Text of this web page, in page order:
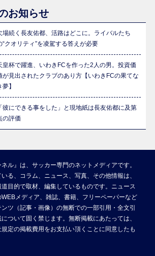
お知らせ
場続く長友佑都、活路はどこに。ライバルたち
“クオリティ”を凌駕する答えが必要
皇杯で躍進、いわきFCを作った2人の男。投資価
が見出されたクラブのあり方【いわきFCの果てな
夢】
「彼にできる事をした」と現地紙は長友佑都に及第
の評価
ネル』は、サッカー専門のネットメディアです。
る、コラム、ニュース、写真、その他情報は、
目的で取材、編集しているものです。ニュース
メディア、雑誌、書籍、フリーペーパーなど
ツ（記事・画像）の無断での一部引用・全文引
ついて固く禁じます。無断掲載にあたっては、
定の掲載費用をお支払い頂くことに同意したも